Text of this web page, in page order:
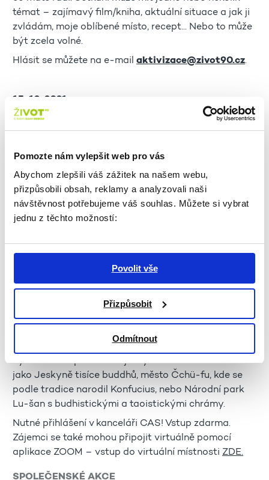
Pomozte nám vylepšit web pro vás
Abychom zlepšili váš zážitek na našem webu,
přizpůsobili obsah, reklamy a analyzovali naši
návštěvnost potřebujeme váš souhlas. Můžete si vybrat
jednu z těchto možností:
Povolit vše
Přizpůsobit
Odmítnout
témat – zajímavý film/kniha, aktuální situace a jak ji
zvládám, moje oblíbené místo, recept... Nebo to může
být zcela volné.
Hlásit se můžete na e-mail aktivizace@zivot90.cz.
15. 12. 2021
SPOLEČENSKÉ AKCE
13:00–16:00 | 1. patro, chodba
Přijďte se rozloučit s Pepperem, se kterým se můžete
naposledy potkat v CAS! Můžete zhodnotit, co
všechno se i díky Vaší spolupráci naučil.
Než za Pepperem vyrazíte, domluvte se prosím na
ZEMĚ S NEJVYŠŠÍM POČTEM PAMÁTEK UNESCO -
bychom Vám představili jeskyně Mo-kao známé též
jako Jeskyně tisíce buddhů, město Čchü-fu, kde se
podle tradice narodil Konfucius, nebo Národní park
Lu-šan s budhistickými a taoistickými chrámy.
Nutné přihlášení v kanceláři CAS! Vstup zdarma.
Zájemci se také mohou připojit virtuálně pomocí
aplikace ZOOM – vstup do virtuální místnosti ZDE.
SPOLEČENSKÉ AKCE